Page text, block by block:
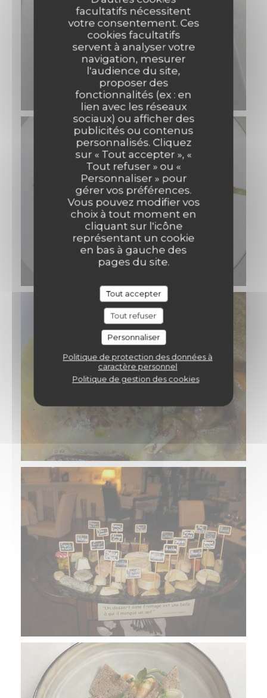
facultatifs nécessitent
votre consentement. Ces
cookies facultatifs
servent à analyser votre
navigation, mesurer
l'audience du site,
proposer des
fonctionnalités (ex : en
lien avec les réseaux
sociaux) ou afficher des
publicités ou contenus
personnalisés. Cliquez
sur « Tout accepter », «
Tout refuser » ou «
Personnaliser » pour
gérer vos préférences.
Vous pouvez modifier vos
choix à tout moment en
cliquant sur l'icône
représentant un cookie
en bas à gauche des
pages du site.
Tout accepter
Tout refuser
Personnaliser
Politique de protection des données à
caractère personnel
Politique de gestion des cookies